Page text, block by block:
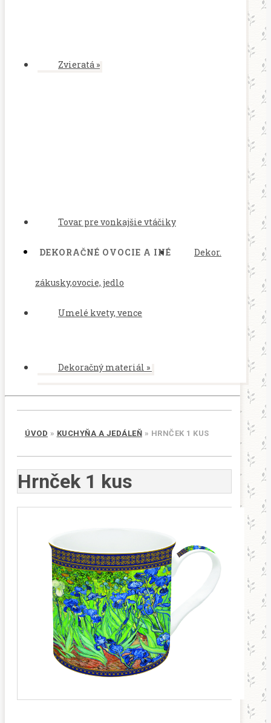
Zvieratá »
Tovar pre vonkajšie vtáčiky
DEKORAČNÉ OVOCIE A INÉ Dekor.
zákusky,ovocie, jedlo
Umelé kvety, vence
Dekoračný materiál »
ÚVOD » KUCHYŇA A JEDÁLEŇ » HRNČEK 1 KUS
Hrnček 1 kus